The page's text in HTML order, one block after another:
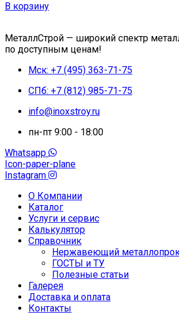
В корзину
МеталлСтрой — широкий спектр
по доступным ценам!
Мск: +7 (495) 363-71-75
СПб: +7 (812) 985-71-75
info@inoxstroy.ru
пн-пт 9:00 - 18:00
Whatsapp
Icon-paper-plane
Instagram
О Компании
Каталог
Услуги и сервис
Калькулятор
Справочник
Нержавеющий
ГОСТЫ и ТУ
Полезные статьи
Галерея
Доставка и оплата
Контакты